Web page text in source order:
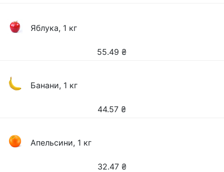
Яблука, 1 кг
55.49 ₴
Банани, 1 кг
44.57 ₴
Апельсини, 1 кг
32.47 ₴